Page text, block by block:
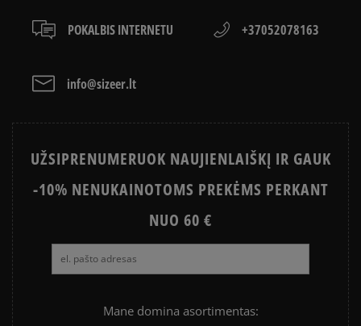
Paslauga yra papildomai apmokestinama 3 €.
LACOSTE ISTORIJA SNEAKER‘IŲ ISTORIJA
POKALBIS INTERNETU +37052078163
info@sizeer.lt
UŽSIPRENUMERUOK NAUJIENLAIŠKĮ IR GAUK
-10% NENUKAINOTOMS PREKĖMS PERKANT
NUO 60 €
Mane domina asortimentas: